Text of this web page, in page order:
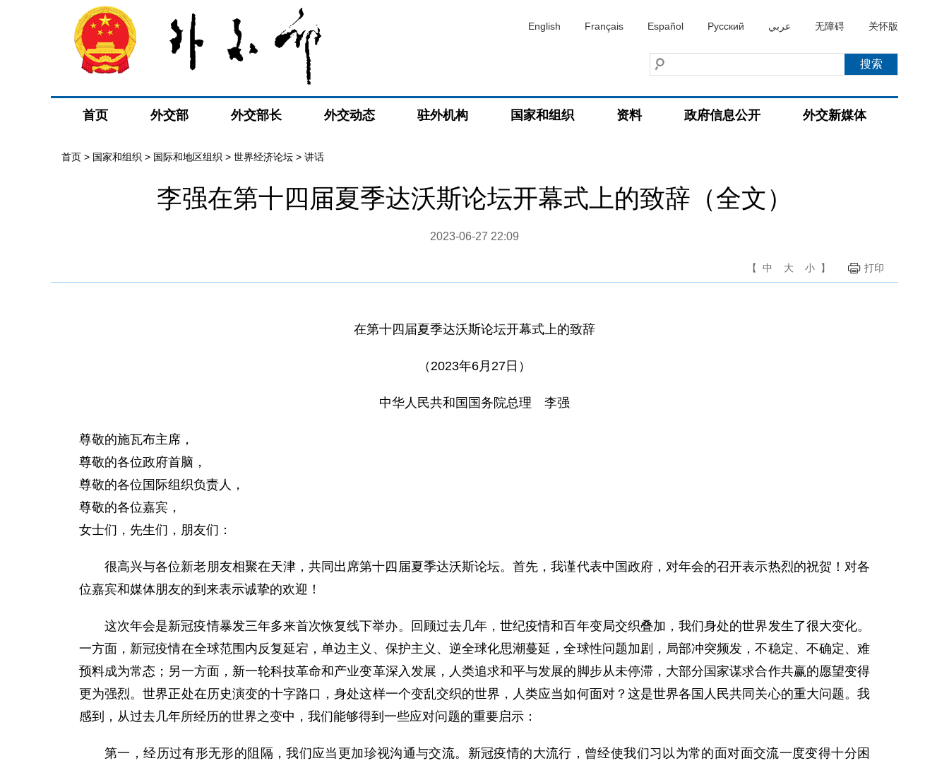
English Français Español Русский عربي 无障碍 关怀版
首页 外交部 外交部长 外交动态 驻外机构 国家和组织 资料 政府信息公开 外交新媒体
首页 > 国家和组织 > 国际和地区组织 > 世界经济论坛 > 讲话
李强在第十四届夏季达沃斯论坛开幕式上的致辞（全文）
2023-06-27 22:09
【 中 大 小 】 打印
在第十四届夏季达沃斯论坛开幕式上的致辞
（2023年6月27日）
中华人民共和国国务院总理 李强
尊敬的施瓦布主席，
尊敬的各位政府首脑，
尊敬的各位国际组织负责人，
尊敬的各位嘉宾，
女士们，先生们，朋友们：
很高兴与各位新老朋友相聚在天津，共同出席第十四届夏季达沃斯论坛。首先，我谨代表中国政府，对年会的召开表示热烈的祝贺！对各
位嘉宾和媒体朋友的到来表示诚挚的欢迎！
这次年会是新冠疫情暴发三年多来首次恢复线下举办。回顾过去几年，世纪疫情和百年变局交织叠加，我们身处的世界发生了很大变化。
一方面，新冠疫情在全球范围内反复延宕，单边主义、保护主义、逆全球化思潮蔓延，全球性问题加剧，局部冲突频发，不稳定、不确定、难
预料成为常态；另一方面，新一轮科技革命和产业变革深入发展，人类追求和平与发展的脚步从未停滞，大部分国家谋求合作共赢的愿望变得
更为强烈。世界正处在历史演变的十字路口，身处这样一个变乱交织的世界，人类应当如何面对？这是世界各国人民共同关心的重大问题。我
感到，从过去几年所经历的世界之变中，我们能够得到一些应对问题的重要启示：
第一，经历过有形无形的阻隔，我们应当更加珍视沟通与交流。新冠疫情的大流行，曾经使我们习以为常的面对面交流一度变得十分困